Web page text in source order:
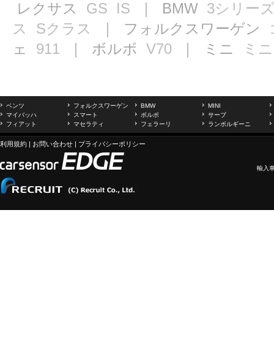
レクサス GS IS ｜ BMW 3シリー
ス
Sクラス ｜ フォルクスワーゲン
ェ 911 ｜ ボルボ V70 ｜ ミニ ミニ
ベンツ フォルクスワーゲン BMW
MINI
マイバッハ
スマート ボルボ
サーブ
フィアット
マセラティ フェラーリ ランボルギーニ
利用規約 | お問い合わせ | プライバシーポリシー
輸入